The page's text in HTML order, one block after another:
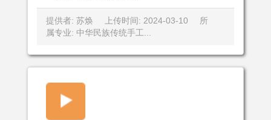
提供者: 苏焕 上传时间: 2024-03-10
所
属专业: 中华民族传统手工...